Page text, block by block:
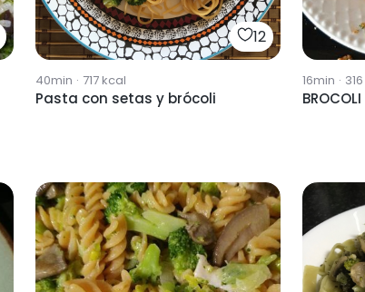
12
40min · 717kcal
Pasta con setas y brócoli
16min · 316
BROCOLI